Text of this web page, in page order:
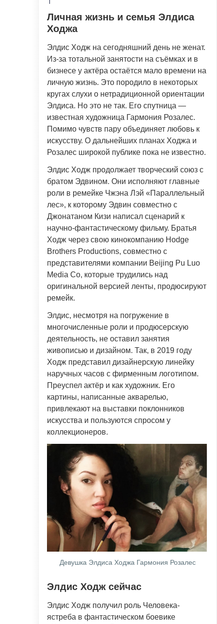
Личная жизнь и семья Элдиса
Ходжа
Элдис Ходж на сегодняшний день не женат.
Из-за тотальной занятости на съёмках и в
бизнесе у актёра остаётся мало времени на
личную жизнь. Это породило в некоторых
кругах слухи о нетрадиционной ориентации
Элдиса. Но это не так. Его спутница —
известная художница Гармония Розалес.
Помимо чувств пару объединяет любовь к
искусству. О дальнейших планах Ходжа и
Розалес широкой публике пока не известно.
Элдис Ходж продолжает творческий союз с
братом Эдвином. Они исполняют главные
роли в ремейке Чжэна Лэй «Параллельный
лес», к которому Эдвин совместно с
Джонатаном Кизи написал сценарий к
научно-фантастическому фильму. Братья
Ходж через свою кинокомпанию Hodge
Brothers Productions, совместно с
представителями компании Beijing Pu Luo
Media Co, которые трудились над
оригинальной версией ленты, продюсируют
ремейк.
Элдис, несмотря на погружение в
многочисленные роли и продюсерскую
деятельность, не оставил занятия
живописью и дизайном. Так, в 2019 году
Ходж представил дизайнерскую линейку
наручных часов с фирменным логотипом.
Преуспел актёр и как художник. Его
картины, написанные акварелью,
привлекают на выставки поклонников
искусства и пользуются спросом у
коллекционеров.
Девушка Элдиса Ходжа Гармония Розалес
Элдис Ходж сейчас
Элдис Ходж получил роль Человека-
ястреба в фантастическом боевике